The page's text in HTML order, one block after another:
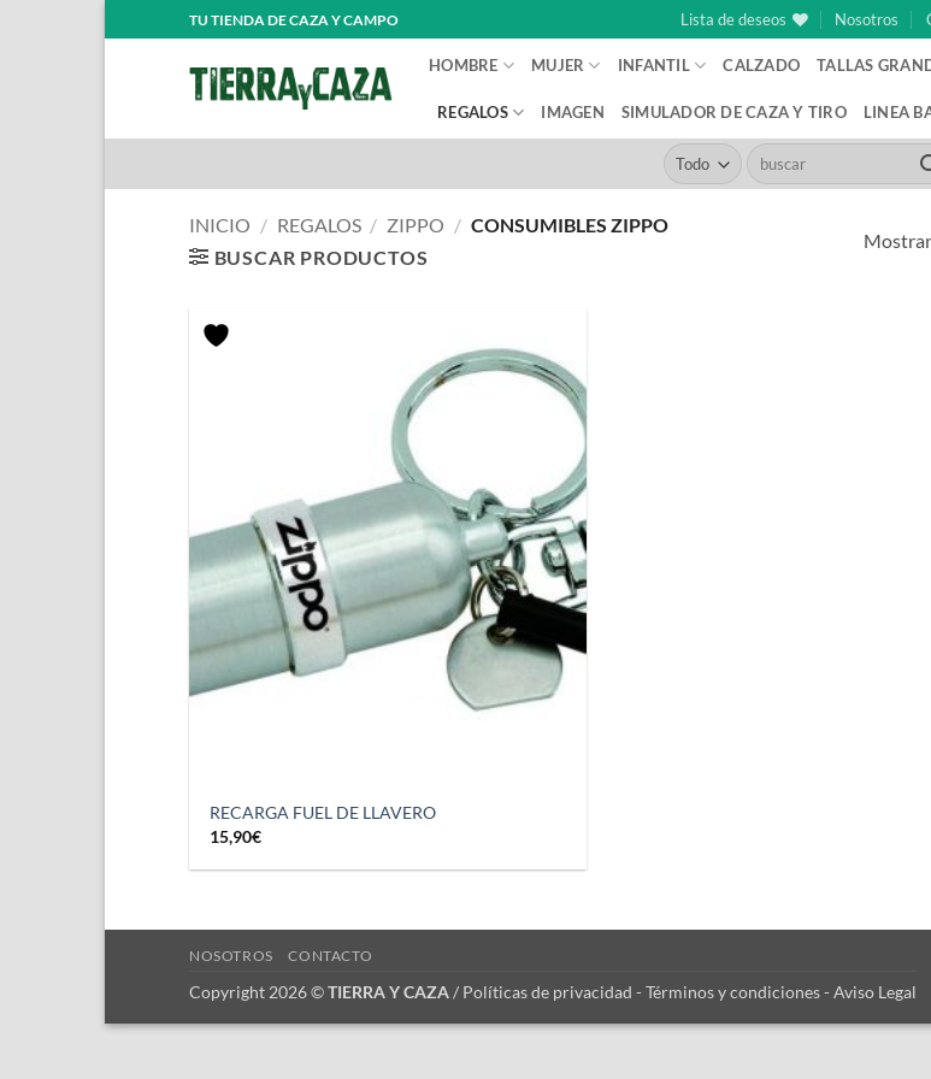
al
TU TIENDA DE CAZA Y CAMPO Lista de deseos Nosotros
HOMBRE MUJER INFANTIL CALZADO TALLAS
REGALOS IMAGEN SIMULADOR DE CAZA Y TIRO LINEA
Buscar
por:
INICIO / REGALOS / ZIPPO / CONSUMIBLES ZIPPO
BUSCAR PRODUCTOS
RECARGA FUEL DE LLAVERO
15,90€
NOSOTROS CONTACTO
Copyright 2026 ©TIERRA Y CAZA/ Políticas de privacidad - Términos y condiciones- Aviso Legal